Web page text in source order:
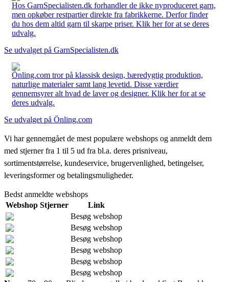
Hos GarnSpecialisten.dk forhandler de ikke nyproduceret garn,
men opkøber restpartier direkte fra fabrikkerne. Derfor finder
du hos dem altid garn til skarpe priser. Klik her for at se deres
udvalg.
Se udvalget på GarnSpecialisten.dk
Önling.com tror på klassisk design, bæredygtig produktion,
naturlige materialer samt lang levetid. Disse værdier
gennemsyrer alt hvad de laver og designer. Klik her for at se
deres udvalg.
Se udvalget på Önling.com
Vi har gennemgået de mest populære webshops og anmeldt dem
med stjerner fra 1 til 5 ud fra bl.a. deres prisniveau,
sortimentstørrelse, kundeservice, brugervenlighed, betingelser,
leveringsformer og betalingsmuligheder.
Bedst anmeldte webshops
Webshop Stjerner
Link
Besøg webshop
Besøg webshop
Besøg webshop
Besøg webshop
Besøg webshop
Besøg webshop